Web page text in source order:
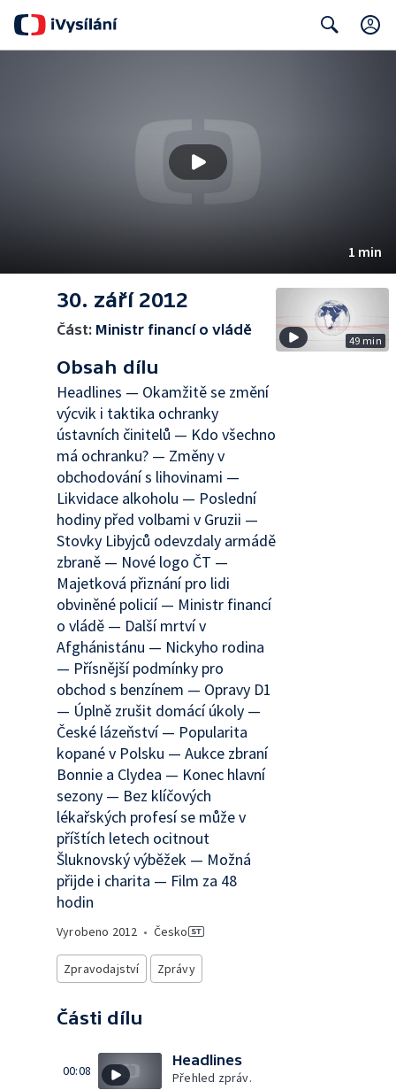
1 min
30. září 2012
Část: Ministr financí o vládě
Obsah dílu
Headlines — Okamžitě se změní
výcvik i taktika ochranky
ústavních činitelů — Kdo všechno
má ochranku? — Změny v
obchodování s lihovinami —
Likvidace alkoholu — Poslední
hodiny před volbami v Gruzii —
Stovky Libyjců odevzdaly armádě
zbraně — Nové logo ČT —
Majetková přiznání pro lidi
obviněné policií — Ministr financí
o vládě — Další mrtví v
Afghánistánu — Nickyho rodina
— Přísnější podmínky pro
obchod s benzínem — Opravy D1
— Úplně zrušit domácí úkoly —
České lázeňství — Popularita
kopané v Polsku — Aukce zbraní
Bonnie a Clydea — Konec hlavní
sezony — Bez klíčových
lékařských profesí se může v
příštích letech ocitnout
Šluknovský výběžek — Možná
přijde i charita — Film za 48
hodin
Vyrobeno 2012 • Česko
Zpravodajství Zprávy
Části dílu
00:08
Headlines
Přehled zpráv.
49 min